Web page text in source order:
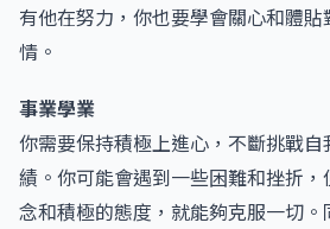
有他在努力，你也要學會關心和體
情。
事業學業
你需要保持積極上進心，不斷挑戰
績。你可能會遇到一些困難和挫折
念和積極的態度，就能夠克服一切